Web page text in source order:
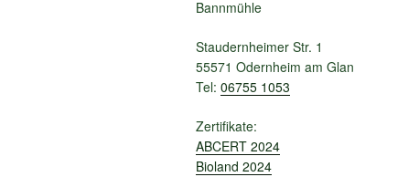
Bannmühle
Staudernheimer Str. 1
55571 Odernheim am Glan
Tel: 06755 1053
Zertifikate:
ABCERT 2024
Bioland 2024